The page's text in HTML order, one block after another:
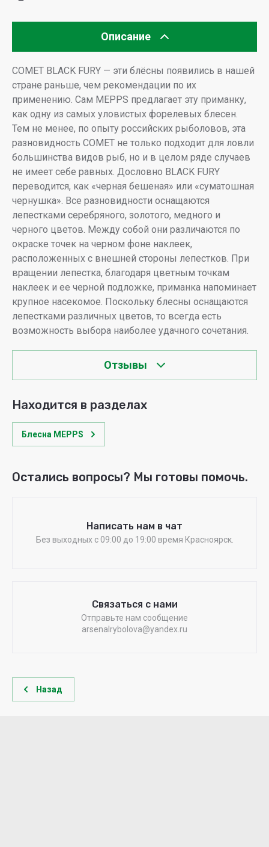
Описание
COMET BLACK FURY — эти блёсны появились в нашей
стране раньше, чем рекомендации по их
применению. Сам MEPPS предлагает эту приманку,
как одну из самых уловистых форелевых блесен.
Тем не менее, по опыту российских рыболовов, эта
разновидность COMET не только подходит для ловли
большинства видов рыб, но и в целом ряде случаев
не имеет себе равных. Дословно BLACK FURY
переводится, как «черная бешеная» или «суматошная
чернушка». Все разновидности оснащаются
лепестками серебряного, золотого, медного и
черного цветов. Между собой они различаются по
окраске точек на черном фоне наклеек,
расположенных с внешней стороны лепестков. При
вращении лепестка, благодаря цветным точкам
наклеек и ее черной подложке, приманка напоминает
крупное насекомое. Поскольку блесны оснащаются
лепестками различных цветов, то всегда есть
возможность выбора наиболее удачного сочетания.
Отзывы
Находится в разделах
Блесна MEPPS
Остались вопросы? Мы готовы помочь.
Написать нам в чат
Без выходных c 09:00 до 19:00 время Красноярск.
Связаться с нами
Отправьте нам сообщение
arsenalrybolova@yandex.ru
Назад